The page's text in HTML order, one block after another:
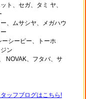
ト、セガ、タミ ヤ、
、ムサシヤ、メガハウ
シーピー、トーホ
ン
NOVAK、フタバ、サ
タッフブログはこちら!